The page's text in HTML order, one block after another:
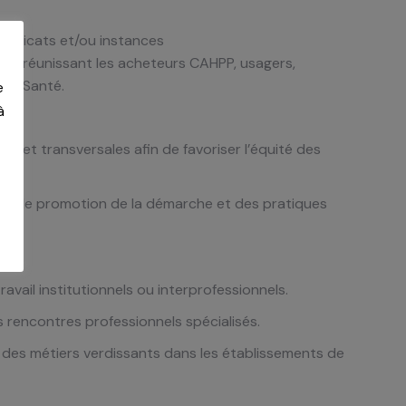
et/ou instances
réunissant les acheteurs CAHPP, usagers,
Santé.
et transversales afin de favoriser l’équité des
de promotion de la démarche et des pratiques
institutionnels ou interprofessionnels.
professionnels spécialisés.
métiers verdissants dans les établissements de